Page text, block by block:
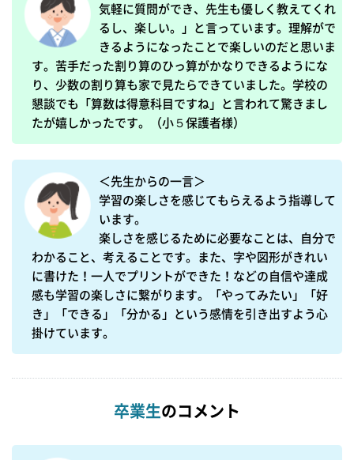
気軽に質問ができ、先生も優しく教えてくれ
るし、楽しい。」と言っています。理解がで
きるようになったことで楽しいのだと思いま
す。苦手だった割り算のひっ算がかなりできるようにな
り、少数の割り算も家で見たらできていました。学校の
懇談でも「算数は得意科目ですね」と言われて驚きまし
たが嬉しかったです。（小５保護者様）
＜先生からの一言＞
学習の楽しさを感じてもらえるよう指導して
います。
楽しさを感じるために必要なことは、自分で
わかること、考えることです。また、字や図形がきれい
に書けた！一人でプリントができた！などの自信や達成
感も学習の楽しさに繋がります。「やってみたい」「好
き」「できる」「分かる」という感情を引き出すよう心
掛けています。
卒業生のコメント